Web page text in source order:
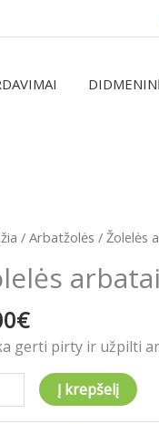
/Arbatžolės / Žolelės
arbatai
€
gerti pirty ir užpilti
Į krepšelį